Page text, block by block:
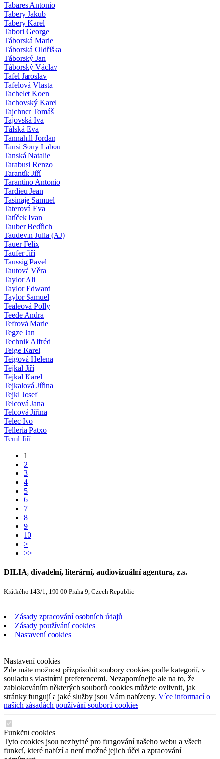
Tabares Antonio
Tabery Jakub
Tabery Karel
Tabori George
Táborská Marie
Táborská Oldřiška
Táborský Jan
Táborský Václav
Tafel Jaroslav
Tafelová Vlasta
Tachelet Koen
Tachovský Karel
Tajchner Tomáš
Tajovská Iva
Tálská Eva
Tannahill Jordan
Tansi Sony Labou
Tanská Natalie
Tarabusi Renzo
Tarantík Jiří
Tarantino Antonio
Tardieu Jean
Tasinaje Samuel
Taterová Eva
Tatíček Ivan
Tauber Bedřich
Taudevin Julia (AJ)
Tauer Felix
Taufer Jiří
Taussig Pavel
Tautová Věra
Taylor Ali
Taylor Edward
Taylor Samuel
Tealeová Polly
Teede Andra
Tefrová Marie
Tegze Jan
Technik Alfréd
Teige Karel
Teigová Helena
Tejkal Jiří
Tejkal Karel
Tejkalová Jiřina
Tejkl Josef
Telcová Jana
Telcová Jiřina
Telec Ivo
Telleria Patxo
Teml Jiří
1
2
3
4
5
6
7
8
9
10
>
>>
DILIA, divadelní, literární, audiovizuální agentura, z.s.
Krátkého 143/1, 190 00 Praha 9, Czech Republic
Zásady zpracování osobních údajů
Zásady používání cookies
Nastavení cookies
Nastavení cookies
Zde máte možnost přizpůsobit soubory cookies podle kategorií, v
souladu s vlastními preferencemi. Nezapomínejte ale na to, že
zablokováním některých souborů cookies můžete ovlivnit, jak
stránky fungují a jaké služby jsou Vám nabízeny. Více informací o
našich zásadách používání souborů cookies
Funkční cookies
Tyto cookies jsou nezbytné pro fungování našeho webu a všech
funkcí, které nabízí a není možné jejich účel a zpracování